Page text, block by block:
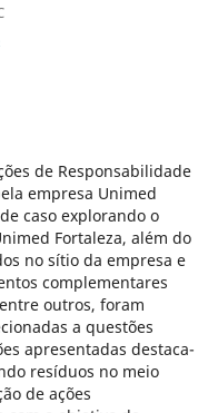
de Responsabilidade
empresa Unimed
caso explorando o
Fortaleza, além do
no sítio da empresa e
complementares
outros, foram
a questões
apresentadas destaca-
resíduos no meio
de ações